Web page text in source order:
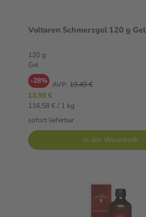
Voltaren Schmerzgel 120 g Gel
120 g
Gel
-28% AVP: 19,49 €
13,99 €
116,58 € / 1 kg
sofort lieferbar
In den Warenkorb